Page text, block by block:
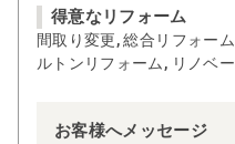
得意なリフォーム
間取り変更, 総合リフォー
ルトンリフォーム, リノベ
お客様へメッセージ